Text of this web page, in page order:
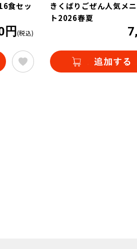
食セッ
円 (税込)
きくばりごぜん人気メ
ト2026春夏